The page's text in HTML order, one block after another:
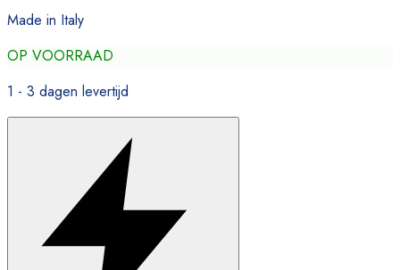
Made in Italy
OP VOORRAAD
1 - 3 dagen levertijd